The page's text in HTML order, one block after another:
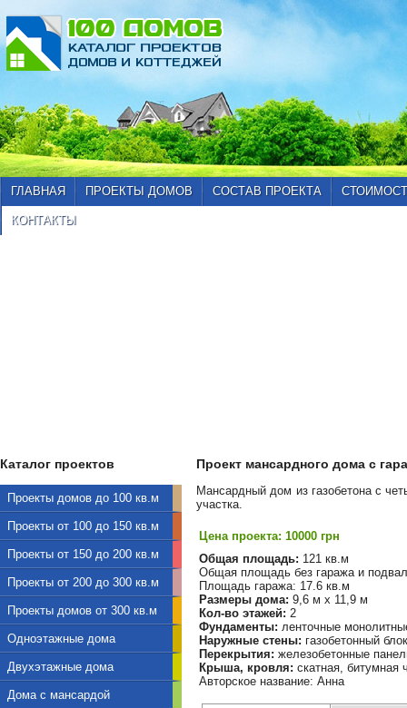
ГЛАВНАЯ ПРОЕКТЫ ДОМОВ СОСТАВ ПРОЕКТА
КОНТАКТЫ
Каталог проектов
Проекты домов до 100 кв.м
Проекты от 100 до 150 кв.м
Проекты от 150 до 200 кв.м
Проекты от 200 до 300 кв.м
Проекты домов от 300 кв.м
Одноэтажные дома
Двухэтажные дома
Дома с мансардой
Проект мансардного дома с
Мансардный дом из газобетона с
участка.
Цена проекта: 10000 грн
Общая площадь: 121 кв.м
Общая площадь без гаража и
Площадь гаража: 17.6 кв.м
Размеры дома: 9,6 м х 11,9 м
Кол-во этажей: 2
Фундаменты: ленточные
Наружные стены: газобетонный блок
Перекрытия: железобетонные
Крыша, кровля: скатная, битумная
Авторское название: Анна